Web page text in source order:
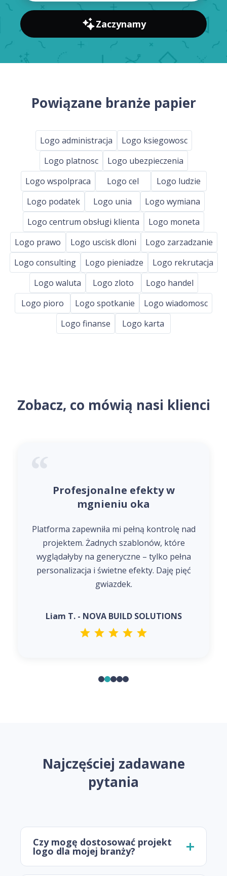
Zaczynamy
Powiązane branże papier
Logo administracja
Logo ksiegowosc
Logo platnosc
Logo ubezpieczenia
Logo wspolpraca
Logo cel
Logo ludzie
Logo podatek
Logo unia
Logo wymiana
Logo centrum obsługi klienta
Logo moneta
Logo prawo
Logo uscisk dloni
Logo zarzadzanie
Logo consulting
Logo pieniadze
Logo rekrutacja
Logo waluta
Logo zloto
Logo handel
Logo pioro
Logo spotkanie
Logo wiadomosc
Logo finanse
Logo karta
Zobacz, co mówią nasi klienci
Profesjonalne efekty w
mgnieniu oka
Platforma zapewniła mi pełną kontrolę nad
projektem. Żadnych szablonów, które
wyglądałyby na generyczne – tylko pełna
personalizacja i świetne efekty. Daję pięć
gwiazdek.
Liam T. - NOVA BUILD SOLUTIONS
Najczęściej zadawane
pytania
Czy mogę dostosować projekt
logo dla mojej branży?